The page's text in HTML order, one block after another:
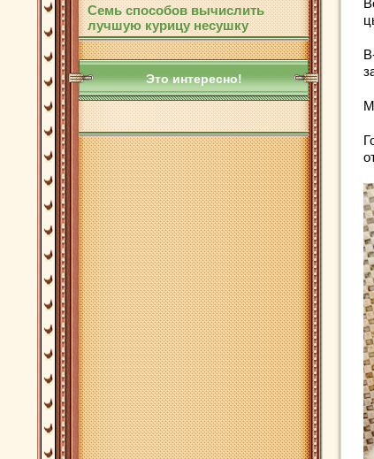
Семь способов вычислить
лучшую курицу несушку
Это интересно!